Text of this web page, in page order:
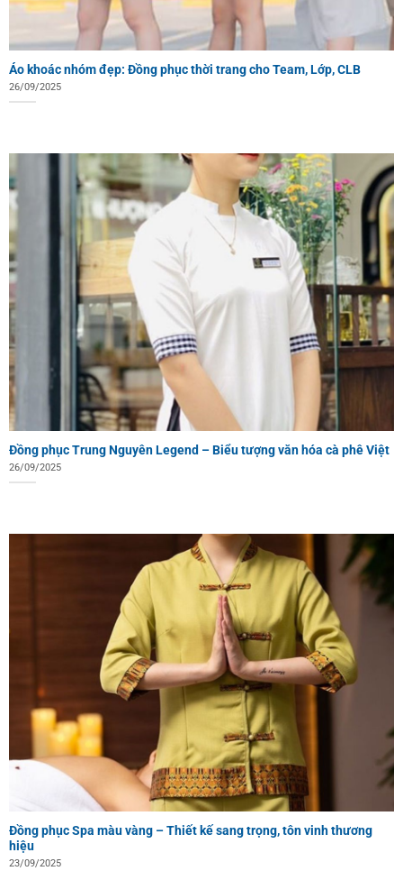
Áo khoác nhóm đẹp: Đồng phục thời trang cho Team, Lớp, CLB
26/09/2025
Đồng phục Trung Nguyên Legend – Biểu tượng văn hóa cà phê Việt
26/09/2025
Đồng phục Spa màu vàng – Thiết kế sang trọng, tôn vinh thương
hiệu
23/09/2025